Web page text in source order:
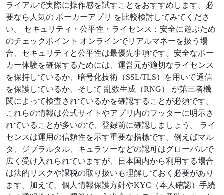
ライアルで実際に操作感を試すことをおすすめします。必
要なら人気の ポーカーアプリ を比較検討してみてくださ
い。 セキュリティ・公平性・ライセンス：安全に遊ぶため
のチェックポイント オンラインでリアルマネーを扱う場
合、セキュリティと公平性は最優先事項です。安全なポー
カー体験を確保するためには、運営元が適切なライセンス
を保持しているか、暗号化技術（SSL/TLS）を用いて通信
を保護しているか、そして 乱数生成（RNG） が第三者機
関によって検査されているかを確認することが必須です。
これらの情報は公式サイトやアプリ内のフッターに明示さ
れていることが多いので、登録前に確認しましょう。 ライ
センスは運用の信頼性を示す重要な指標です。例えばマル
タ、ジブラルタル、キュラソーなどの認可はグローバルで
広く受け入れられていますが、日本国内から利用する場合
は法的リスクや課税の取り扱いも理解しておく必要があり
ます。加えて、個人情報保護方針やKYC（本人確認）手続